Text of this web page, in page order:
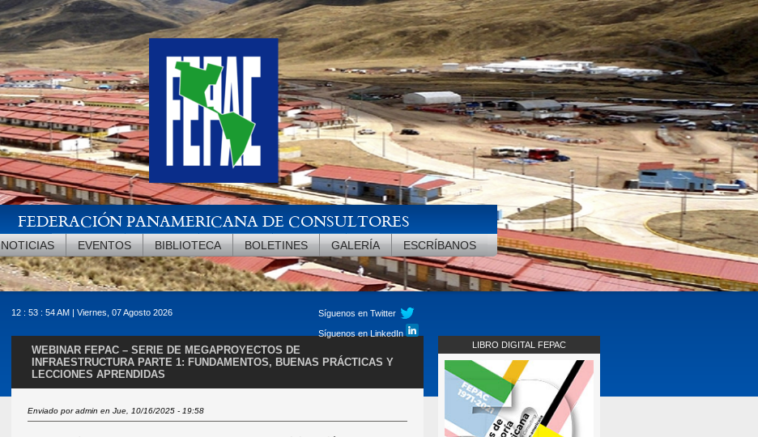
FEDERACIÓN PANAMERICANA DE CONSULTORES
NOTICIAS EVENTOS BIBLIOTECA BOLETINES GALERÍA ESCRÍBANOS
12 : 53 : 55 AM | Viernes, 07 Agosto 2026 Síguenos en Twitter
Síguenos en LinkedIn
WEBINAR FEPAC – SERIE DE MEGAPROYECTOS DE
INFRAESTRUCTURA PARTE 1: FUNDAMENTOS, BUENAS PRÁCTICAS Y
LECCIONES APRENDIDAS
Enviado poradmin en Jue, 10/16/2025 - 19:58
LIBRO DIGITAL FEPAC